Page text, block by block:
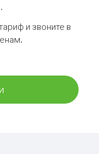
и звоните в